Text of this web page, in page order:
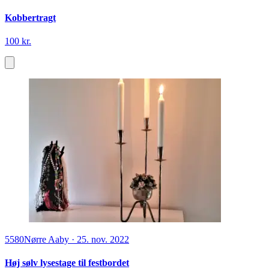
Kobbertragt
100 kr.
5580Nørre Aaby · 25. nov. 2022
Høj sølv lysestage til festbordet